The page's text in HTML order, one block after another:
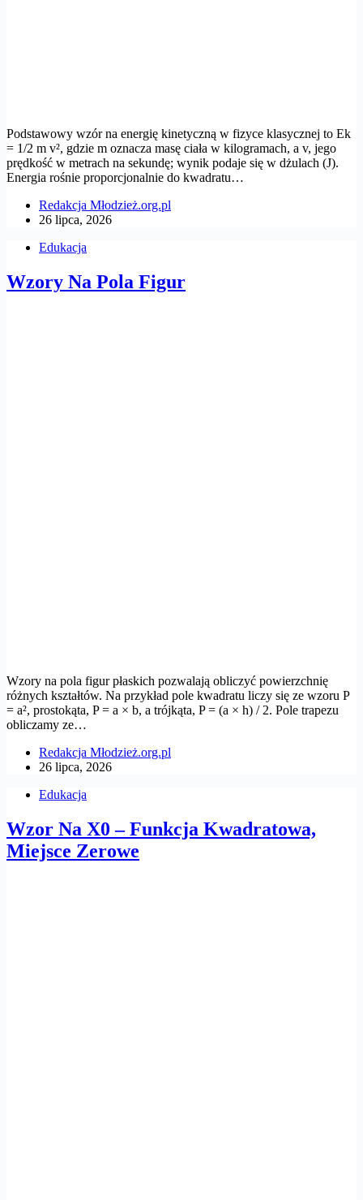
Podstawowy wzór na energię kinetyczną w fizyce klasycznej to Ek
= 1/2 m v², gdzie m oznacza masę ciała w kilogramach, a v, jego
prędkość w metrach na sekundę; wynik podaje się w dżulach (J).
Energia rośnie proporcjonalnie do kwadratu…
Redakcja Młodzież.org.pl
26 lipca, 2026
Edukacja
Wzory Na Pola Figur
Wzory na pola figur płaskich pozwalają obliczyć powierzchnię
różnych kształtów. Na przykład pole kwadratu liczy się ze wzoru P
= a², prostokąta, P = a × b, a trójkąta, P = (a × h) / 2. Pole trapezu
obliczamy ze…
Redakcja Młodzież.org.pl
26 lipca, 2026
Edukacja
Wzor Na X0 – Funkcja Kwadratowa,
Miejsce Zerowe